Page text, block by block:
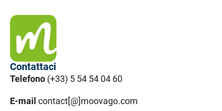
Contattaci
Telefono (+33) 5 54 54 04 60
E-mail contact[@]moovago.com